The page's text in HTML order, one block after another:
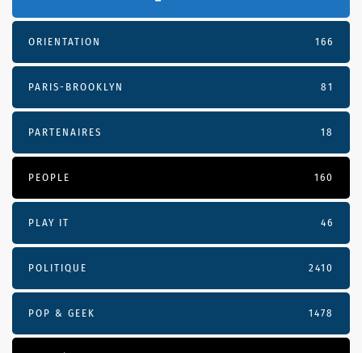
ORIENTATION 166
PARIS-BROOKLYN 81
PARTENAIRES 18
PEOPLE 160
PLAY IT 46
POLITIQUE 2410
POP & GEEK 1478